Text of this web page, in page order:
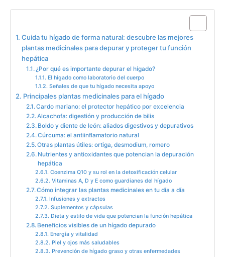
Cuida tu hígado de forma natural: descubre las mejores
plantas medicinales para depurar y proteger tu función
hepática
¿Por qué es importante depurar el hígado?
El hígado como laboratorio del cuerpo
Señales de que tu hígado necesita apoyo
Principales plantas medicinales para el hígado
Cardo mariano: el protector hepático por excelencia
Alcachofa: digestión y producción de bilis
Boldo y diente de león: aliados digestivos y depurativos
Cúrcuma: el antiinflamatorio natural
Otras plantas útiles: ortiga, desmodium, romero
Nutrientes y antioxidantes que potencian la depuración
hepática
Coenzima Q10 y su rol en la detoxificación celular
Vitaminas A, D y E como guardianes del hígado
Cómo integrar las plantas medicinales en tu día a día
Infusiones y extractos
Suplementos y cápsulas
Dieta y estilo de vida que potencian la función hepática
Beneficios visibles de un hígado depurado
Energía y vitalidad
Piel y ojos más saludables
Prevención de hígado graso y otras enfermedades